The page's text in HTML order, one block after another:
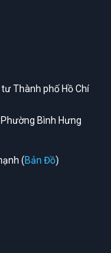
Thành phố Hồ Chí
Bình Hưng
(Bản Đồ)